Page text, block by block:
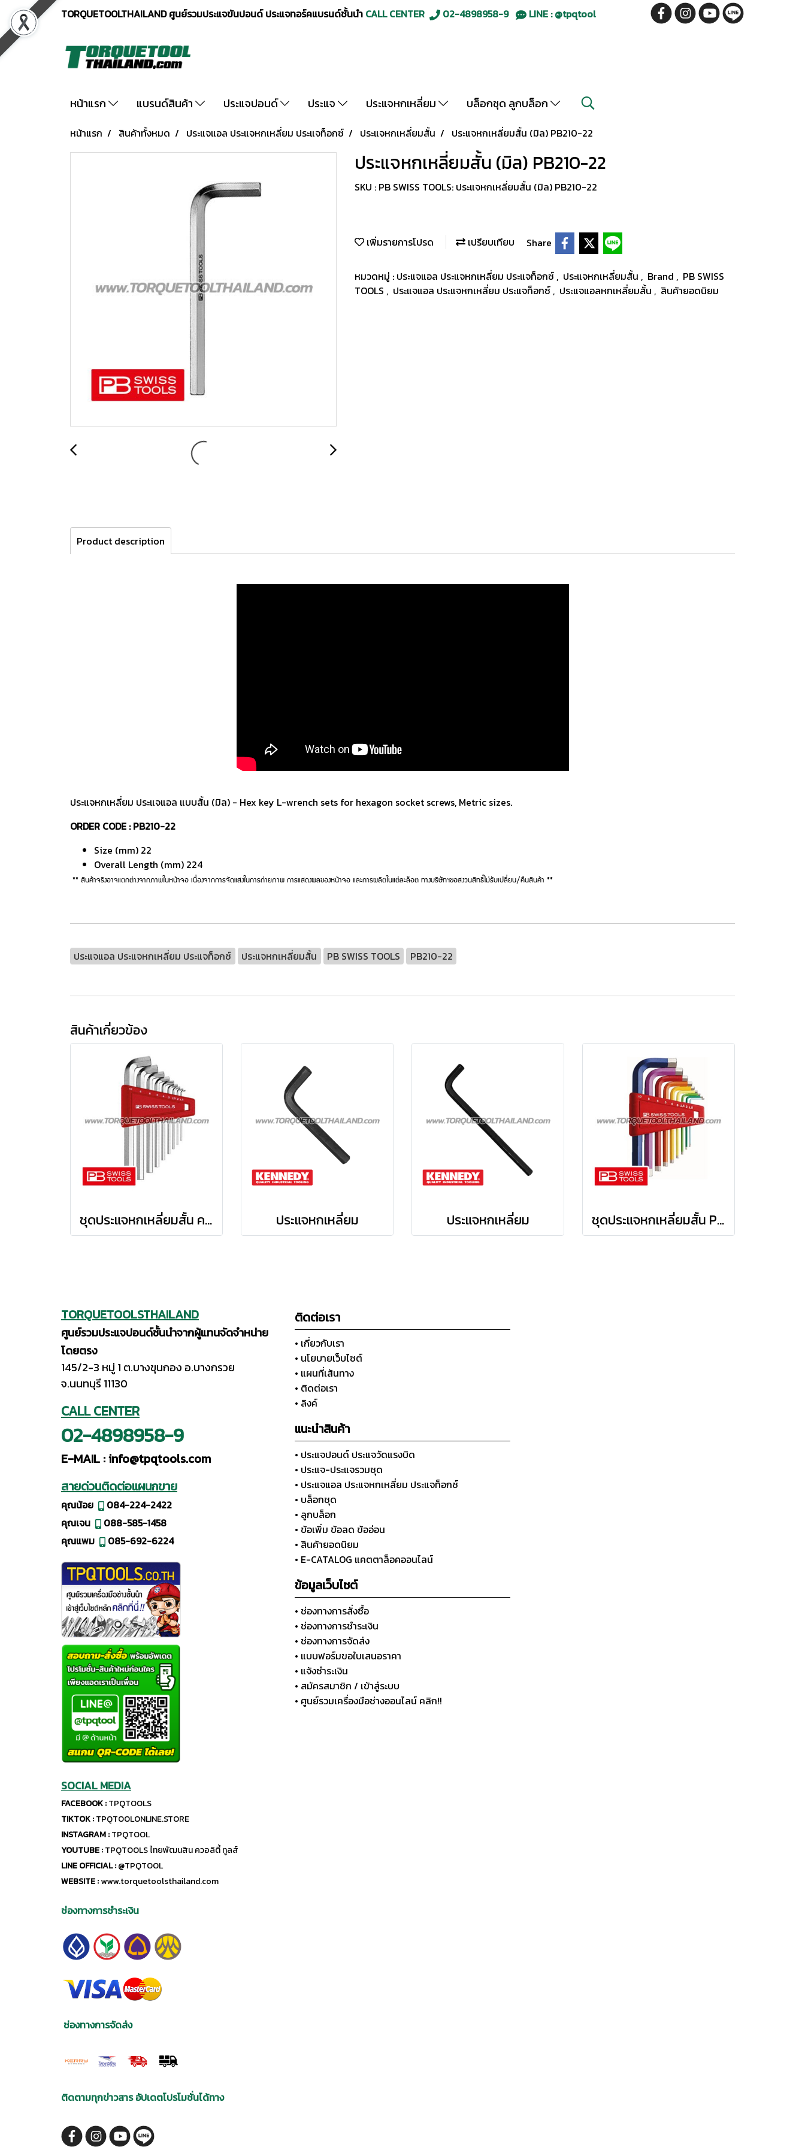
TORQUETOOLTHAILAND ศูนย์รวมประแจขันปอนด์ ประแจทอร์คแบรนด์ชั้นนำ CALL CENTER 02-4898958-9 LINE : @tpqtool
หน้าแรก แบรนด์สินค้า ประแจปอนด์ ประแจ ประแจหกเหลี่ยม บล็อกชุด ลูกบล็อก
หน้าแรก สินค้าทั้งหมด ประแจแอล ประแจหกเหลี่ยม ประแจท็อกซ์ ประแจหกเหลี่ยมสั้น ประแจหกเหลี่ยมสั้น (มิล) PB210-22
ประแจหกเหลี่ยมสั้น (มิล) PB210-22
SKU : PB SWISS TOOLS: ประแจหกเหลี่ยมสั้น (มิล) PB210-22
เพิ่มรายการโปรด เปรียบเทียบ Share
หมวดหมู่ : ประแจแอล ประแจหกเหลี่ยม ประแจท็อกซ์ , ประแจหกเหลี่ยมสั้น , Brand , PB SWISS
TOOLS , ประแจแอล ประแจหกเหลี่ยม ประแจท็อกซ์ , ประแจแอลหกเหลี่ยมสั้น , สินค้ายอดนิยม
Product description
ประแจหกเหลี่ยม ประแจแอล แบบสั้น (มิล) - Hex key L-wrench sets for hexagon socket screws, Metric sizes.
ORDER CODE : PB210-22
Size (mm) 22
Overall Length (mm) 224
** สินค้าจริงอาจแตกต่างจากภาพในหน้าจอ เนื่องจากการจัดแสงในการถ่ายภาพ การแสดงผลของหน้าจอ และการผลิตในแต่ละล็อต ทางบริษัทฯขอสงวนสิทธิ์ไม่รับเปลี่ยน/คืนสินค้า **
ประแจแอล ประแจหกเหลี่ยม ประแจท็อกซ์ ประแจหกเหลี่ยมสั้น PB SWISS TOOLS PB210-22
สินค้าเกี่ยวข้อง
ชุดประแจหกเหลี่ยมสั้น คอสั้น PB2210H ประแจหกเหลี่ยม ประแจหกเหลี่ยม ชุดประแจหกเหลี่ยมสั้น PB210H-10RB
TORQUETOOLSTHAILAND
ศูนย์รวมประแจปอนด์ชั้นนำจากผู้แทนจัดจำหน่าย
โดยตรง
145/2-3 หมู่ 1 ต.บางขุนกอง อ.บางกรวย
จ.นนทบุรี 11130
CALL CENTER
02-4898958-9
E-MAIL :info@tpqtools.com
สายด่วนติดต่อแผนกขาย
คุณน้อย
084-224-2422
คุณเจน
088-585-1458
คุณแพม
085-692-6224
SOCIAL MEDIA
FACEBOOK :TPQTOOLS
TIKTOK :TPQTOOLONLINE.STORE
INSTAGRAM :TPQTOOL
YOUTUBE :TPQTOOLS ไทยพัฒนสิน ควอลิตี้ ทูลส์
LINE OFFICIAL :@TPQTOOL
WEBSITE :www.torquetoolsthailand.com
ช่องทางการชำระเงิน
ช่องทางการจัดส่ง
ติดตามทุกข่าวสาร อัปเดตโปรโมชั่นได้ทาง
ติดต่อเรา
• เกี่ยวกับเรา
• นโยบายเว็บไซต์
• แผนที่เส้นทาง
• ติดต่อเรา
• ลิงค์
แนะนำสินค้า
• ประแจปอนด์ ประแจวัดแรงบิด
• ประแจ-ประแจรวมชุด
• ประแจแอล ประแจหกเหลี่ยม ประแจท็อกซ์
• บล็อกชุด
• ลูกบล็อก
• ข้อเพิ่ม ข้อลด ข้ออ่อน
• สินค้ายอดนิยม
• E-CATALOG แคตตาล็อคออนไลน์
ข้อมูลเว็บไซต์
• ช่องทางการสั่งซื้อ
• ช่องทางการชำระเงิน
• ช่องทางการจัดส่ง
• แบบฟอร์มขอใบเสนอราคา
• แจ้งชำระเงิน
• สมัครสมาชิก / เข้าสู่ระบบ
• ศูนย์รวมเครื่องมือช่างออนไลน์ คลิก!!